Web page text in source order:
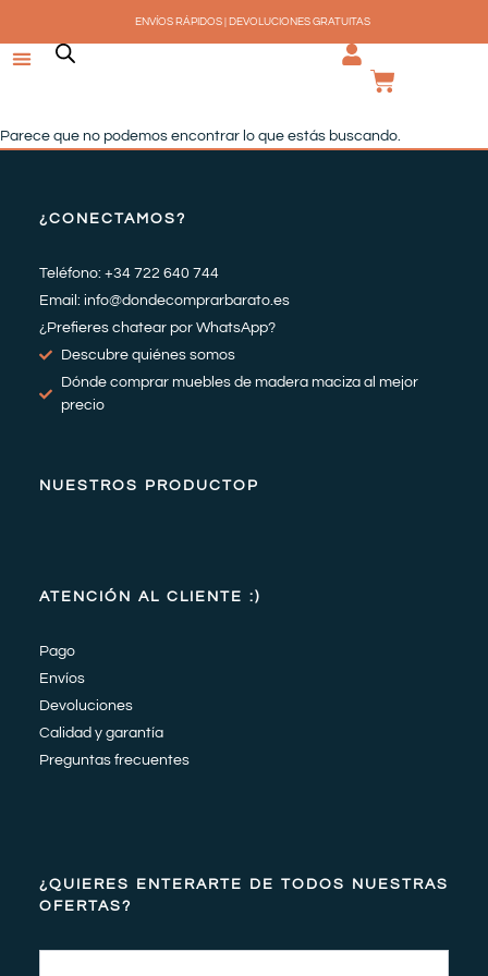
contenido
ENVÍOS RÁPIDOS | DEVOLUCIONES GRATUITAS
Parece que no podemos encontrar lo que estás buscando.
¿CONECTAMOS?
Teléfono: +34 722 640 744
Email: info@dondecomprarbarato.es
¿Prefieres chatear por WhatsApp?
Descubre quiénes somos
Dónde comprar muebles de madera maciza al mejor
precio
NUESTROS PRODUCTOP
ATENCIÓN AL CLIENTE :)
Pago
Envíos
Devoluciones
Calidad y garantía
Preguntas frecuentes
¿QUIERES ENTERARTE DE TODOS NUESTRAS
OFERTAS?